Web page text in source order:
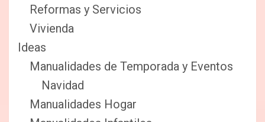
Reformas y Servicios
Vivienda
Ideas
Manualidades de Temporada y Eventos
Navidad
Manualidades Hogar